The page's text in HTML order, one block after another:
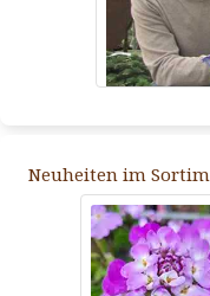
Neuheiten im